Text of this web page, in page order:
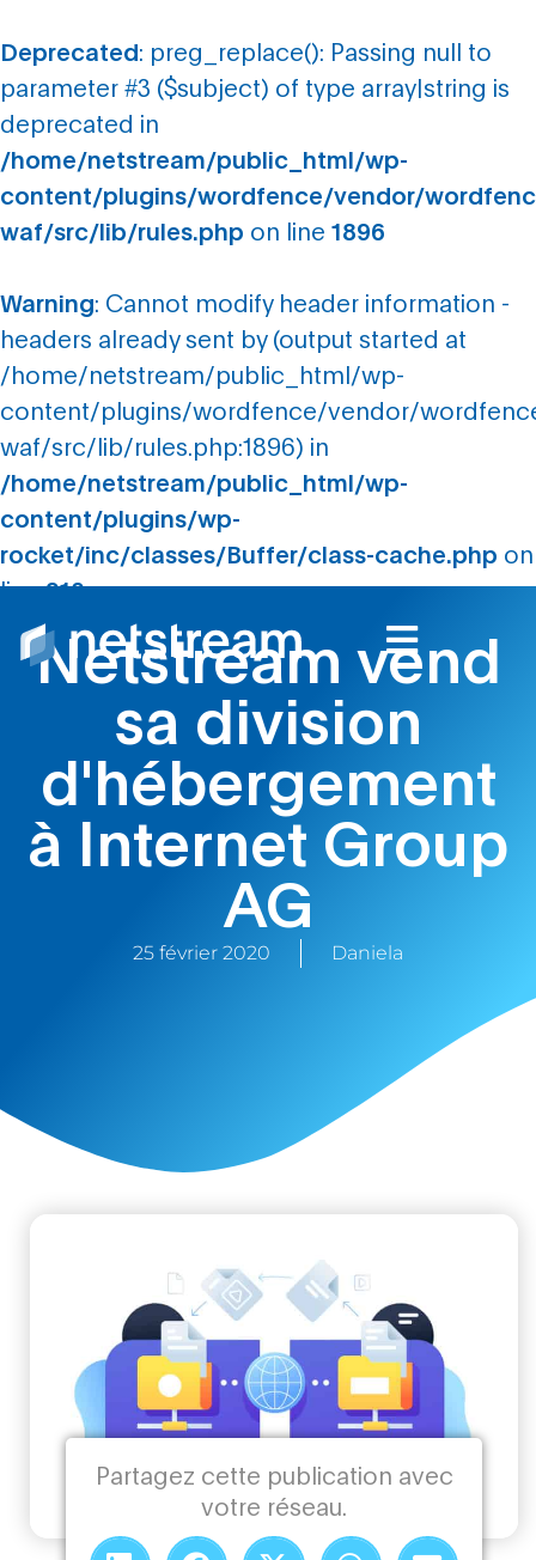
Deprecated : preg_replace(): Passing null to
parameter #3 ($subject) of type array|string is
deprecated in
/home/netstream/public_html/wp-
content/plugins/wordfence/vendor/
waf/src/lib/rules.php on line 1896
Warning: Cannot modify header information -
headers already sent by (output started at
/home/netstream/public_html/wp-
content/plugins/wordfence/vendor/
waf/src/lib/rules.php:1896) in
/home/netstream/public_html/wp-
content/plugins/wp-
rocket/inc/classes/Buffer/class-cache.php on
line210
Netstream vend
sa division
d'hébergement
à Internet Group
AG
25 février 2020 Daniela
Partagez cette publication avec
votre réseau.